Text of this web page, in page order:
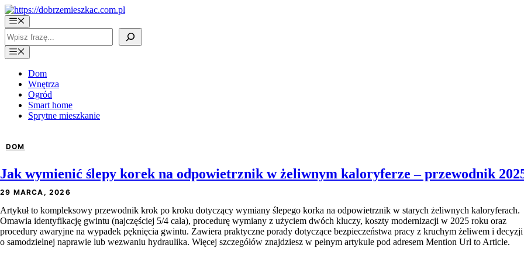
Przejdź
do
treści
Menu
Szukaj
Menu
Dom
Wnętrza
Ogród
Smart home
Sprytne mieszkanie
DOM
Jak wymienić ślepy korek na odpowietrznik w żeliwnym kaloryferze – przewodnik
29 MARCA, 2026
Artykuł to kompleksowy przewodnik krok po kroku dotyczący wymiany ślepego korka na odpowietrznik w starych żeliwnych kaloryferach.
Omawia identyfikację gwintu (najczęściej 5/4 cala), procedurę wymiany z użyciem dwóch kluczy, koszty modernizacji w 2025 roku oraz
procedury awaryjne na wypadek pęknięcia gwintu. Zawiera praktyczne porady dotyczące bezpieczeństwa pracy z kruchym żeliwem i decyzji
o samodzielnej naprawie lub wezwaniu hydraulika. Więcej szczegółów znajdziesz w pełnym artykule pod adresem Mention Url to Article.